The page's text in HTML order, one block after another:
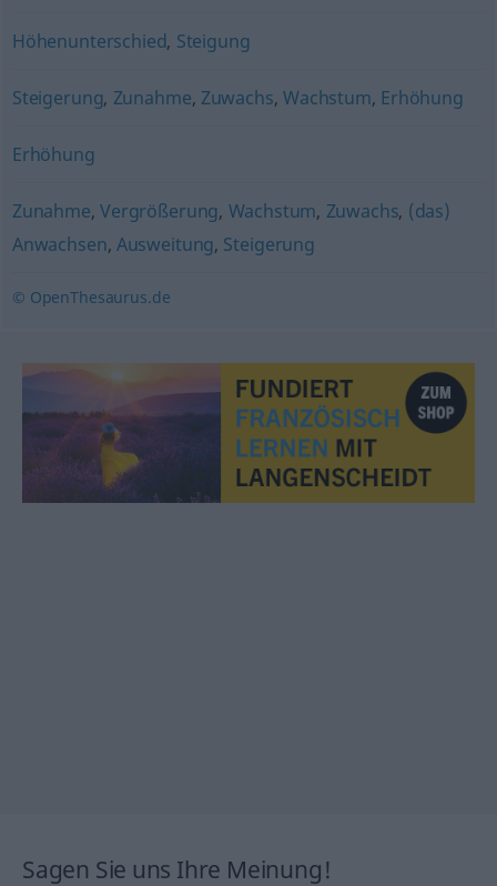
Höhenunterschied, Steigung
Steigerung, Zunahme, Zuwachs, Wachstum, Erhöhung
Erhöhung
Zunahme,Vergrößerung, Wachstum, Zuwachs, (das)
Anwachsen, Ausweitung, Steigerung
© OpenThesaurus.de
Sagen Sie uns Ihre Meinung!